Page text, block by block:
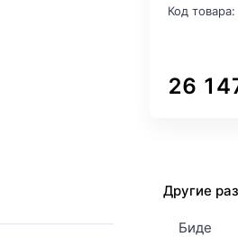
Код
26
Другие
Биде